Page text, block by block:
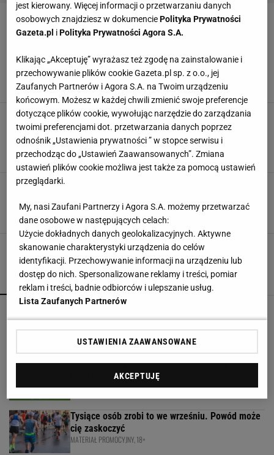
RAJD AZORÓW
Rajdowe mistrzostwa Europy. Kajetanowicz na
starcie w Azorach
Michał Owczarek, 16 MARCA 2017, 16:17
Rajd Azorów. Kajetanowicz i Baran wygrali 2
odcinki specjalne i zajmują 2. miejsce po 1
pętli
materiały prasowe,15 MAJA 2014, 22:23
Sport.pl, informacja prasowa,
POPULARNE NAJNOWSZE
Roig tego nie widział
SUBSKRYPCJA
Pucharowa wygrana Chicago. 64 minuty
Lewandowskiego
Tysiące osób zrobi to we wrześniu. Powód może
cię zaskoczyć
MATERIAŁ PROMOCYJNY, 18+
jest kierowany. Więcej informacji o przetwarzaniu danych
osobowych znajdziesz w dokumenciePolityka Prywatności
Gazeta.pl iPolityka Prywatności Agora S.A.
Klikając „Akceptuję” wyrażasz też zgodę na zainstalowanie i
przechowywanie plików cookie Gazeta.pl sp. z o.o., jej
Zaufanych Partnerów i Agora S.A. na Twoim urządzeniu
końcowym. Możesz w każdej chwili zmienić swoje preferencje
dotyczące plików cookie, wywołując narzędzie do zarządzania
twoimi preferencjami dot. przetwarzania danych poprzez
odnośnik „Ustawienia prywatności ” w stopce serwisu i
przechodząc do „Ustawień Zaawansowanych”. Zmiana
ustawień plików cookie możliwa jest także za pomocą ustawień
przeglądarki.
My, nasi Zaufani Partnerzy i Agora S.A. możemy przetwarzać
dane osobowe w następujących celach:
Użycie dokładnych danych geolokalizacyjnych. Aktywne
skanowanie charakterystyki urządzenia do celów
identyfikacji. Przechowywanie informacji na urządzeniu lub
dostęp do nich. Spersonalizowane reklamy i treści, pomiar
reklam i treści, badnie odbiorców i ulepszanie usług.
Lista Zaufanych Partnerów
USTAWIENIA ZAAWANSOWANE
AKCEPTUJĘ